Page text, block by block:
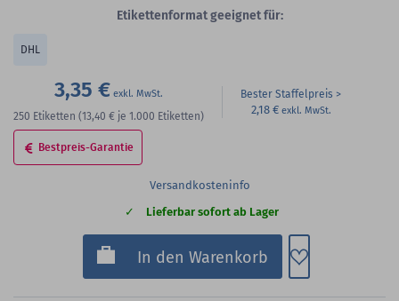
Etikettenformat geeignet für:
DHL
3,35 €
250 Etiketten (13,40 € je 1.000 Etiketten)
Bester Staffelpreis
2,18 €
Bestpreis-Garantie
Versandkosteninfo
Lieferbar sofort ab Lager
In den Warenkorb Zum